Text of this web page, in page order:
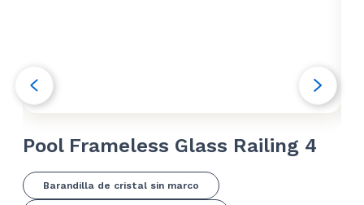
Pool Frameless Glass Railing 4
Barandilla de cristal sin marco